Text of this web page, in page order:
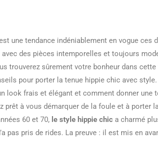
une tendance indéniablement en vogue
des pièces intemporelles et toujours
trouverez sûrement votre bonheur dans
pour porter la tenue hippie chic avec
look frais et élégant et comment donner une
prêt à vous démarquer de la foule et à porter
60 et 70, le style hippie chic a charmé
pas pris de rides. La preuve : il est mis en